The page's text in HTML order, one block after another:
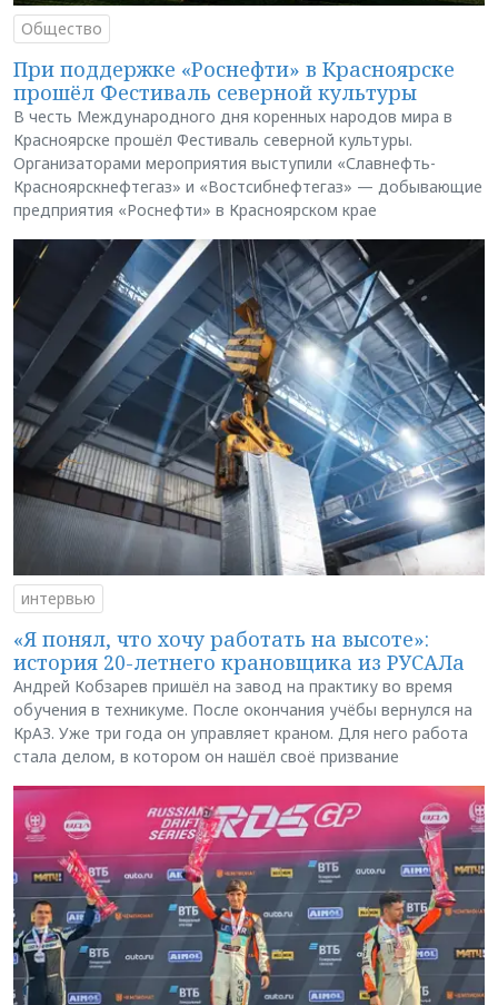
Общество
При поддержке «Роснефти» в Красноярске
прошёл Фестиваль северной культуры
В честь Международного дня коренных народов мира в
Красноярске прошёл Фестиваль северной культуры.
Организаторами мероприятия выступили «Славнефть-
Красноярскнефтегаз» и «Востсибнефтегаз» — добывающие
предприятия «Роснефти» в Красноярском крае
интервью
«Я понял, что хочу работать на высоте»:
история 20-летнего крановщика из РУСАЛа
Андрей Кобзарев пришёл на завод на практику во время
обучения в техникуме. После окончания учёбы вернулся на
КрАЗ. Уже три года он управляет краном. Для него работа
стала делом, в котором он нашёл своё призвание